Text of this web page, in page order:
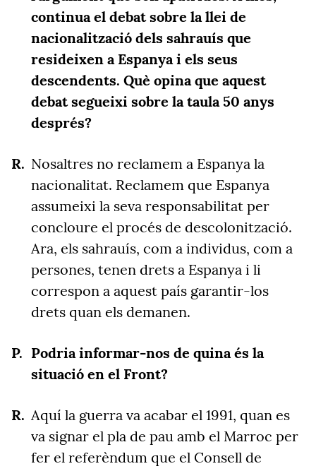
continua el debat sobre la llei de
nacionalització dels sahrauís que
resideixen a Espanya i els seus
descendents. Què opina que aquest
debat segueixi sobre la taula 50 anys
després?
Nosaltres no reclamem a Espanya la
nacionalitat. Reclamem que Espanya
assumeixi la seva responsabilitat per
concloure el procés de descolonització.
Ara, els sahrauís, com a individus, com a
persones, tenen drets a Espanya i li
correspon a aquest país garantir-los
drets quan els demanen.
Podria informar-nos de quina és la
situació en el Front?
Aquí la guerra va acabar el 1991, quan es
va signar el pla de pau amb el Marroc per
fer el referèndum que el Consell de